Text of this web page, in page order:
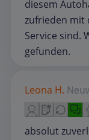
diesem
zufrieden mit
Service sind.
gefunden.
Leona H.
absolut